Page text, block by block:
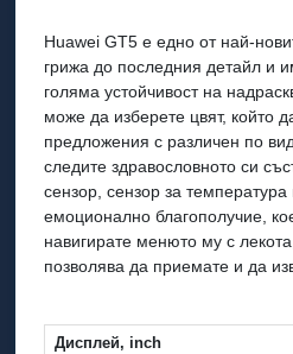
Huawei GT5 е едно от най-
грижа до последния детайл и
голяма устойчивост на
може да изберете цвят, който
предложения с различен по
следите здравословното си
сензор, сензор за
емоционално благополучие,
навигирате менюто му с
позволява да приемате и да
Дисплей, inch